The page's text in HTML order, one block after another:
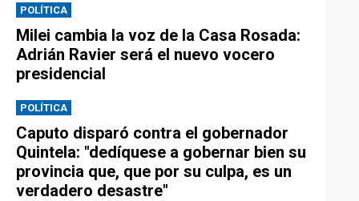
POLÍTICA
Milei cambia la voz de la Casa Rosada:
Adrián Ravier será el nuevo vocero
presidencial
POLÍTICA
Caputo disparó contra el gobernador
Quintela: "dedíquese a gobernar bien su
provincia que, que por su culpa, es un
verdadero desastre"